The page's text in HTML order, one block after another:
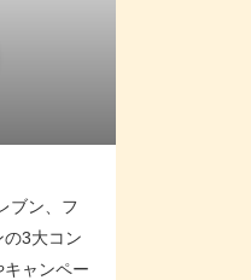
ブン、フ
の3大コン
ャンペー